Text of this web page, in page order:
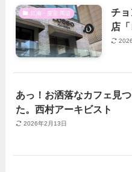
江南・蚕室 周辺
チ
店
あっ！お洒落なカフェ見
た。西村アーキビスト
2026年2月13日